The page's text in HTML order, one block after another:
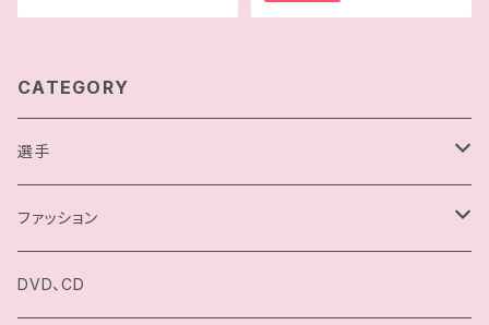
CATEGORY
選手
駿河メイ
小石川チエ
ファッション
チョコプロ／ChocoPro
DVD、CD